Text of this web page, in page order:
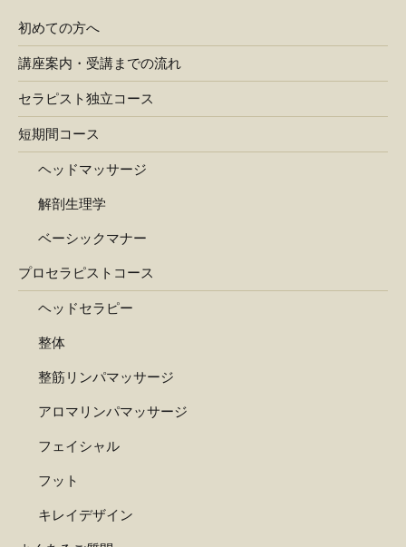
初めての方へ
講座案内・受講までの流れ
セラピスト独立コース
短期間コース
ヘッドマッサージ
解剖生理学
ベーシックマナー
プロセラピストコース
ヘッドセラピー
整体
整筋リンパマッサージ
アロマリンパマッサージ
フェイシャル
フット
キレイデザイン